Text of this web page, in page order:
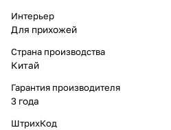
Интерьер
Для прихожей
Страна производства
Китай
Гарантия производителя
3 года
ШтрихКод